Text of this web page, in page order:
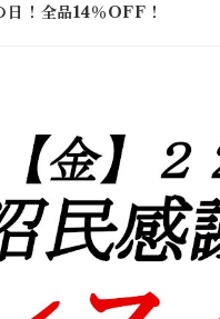
日！全品14％OFF！